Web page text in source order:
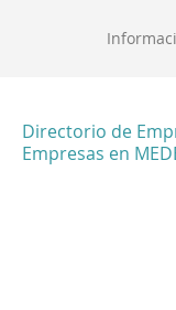
Directorio de
Empresas en